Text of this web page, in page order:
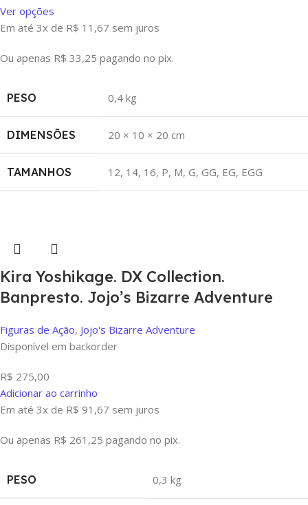
Ver opções
Em até 3x de R$ 11,67 sem juros
Ou apenas R$ 33,25 pagando no pix.
PESO 0,4 kg
DIMENSÕES 20 × 10 × 20 cm
TAMANHOS 12, 14, 16, P, M, G, GG, EG, EGG
Kira Yoshikage. DX Collection.
Banpresto. Jojo’s Bizarre Adventure
Figuras de Ação, Jojo's Bizarre Adventure
Disponível em backorder
R$ 275,00
Adicionar ao carrinho
Em até 3x de R$ 91,67 sem juros
Ou apenas R$ 261,25 pagando no pix.
PESO 0,3 kg